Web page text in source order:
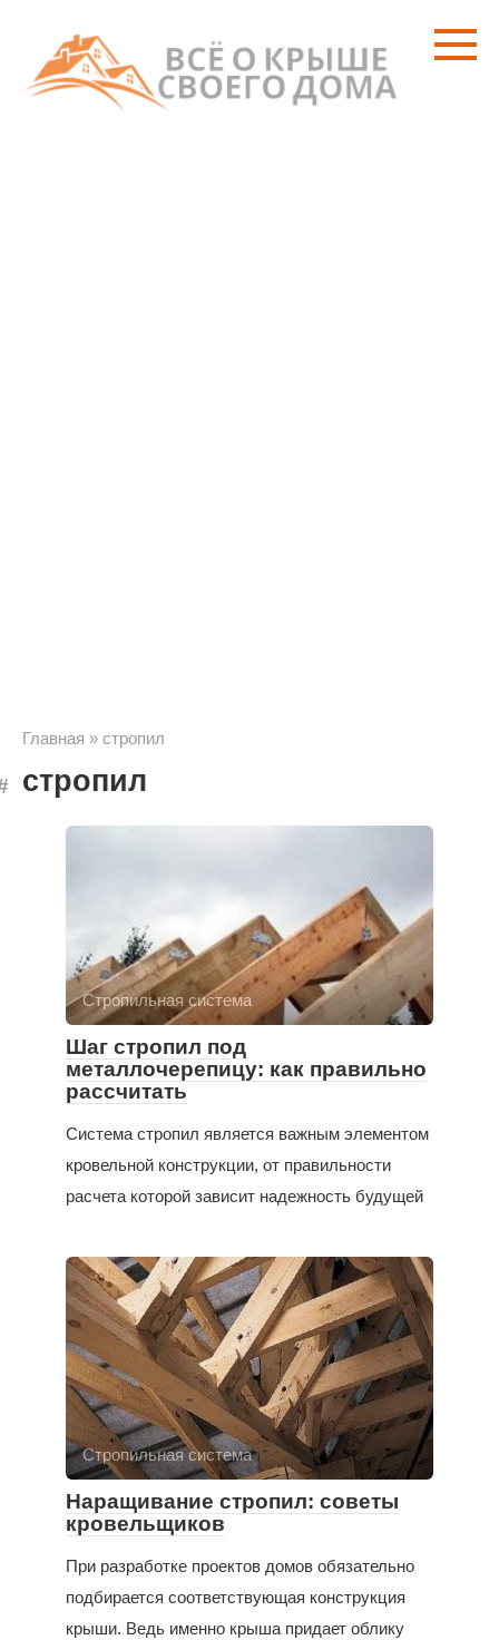
контенту
Главная » стропил
стропил
Стропильная система
Шаг стропил под
металлочерепицу: как правильно
рассчитать
Система стропил является важным элементом
кровельной конструкции, от правильности
расчета которой зависит надежность будущей
Стропильная система
Наращивание стропил: советы
кровельщиков
При разработке проектов домов обязательно
подбирается соответствующая конструкция
крыши. Ведь именно крыша придает облику